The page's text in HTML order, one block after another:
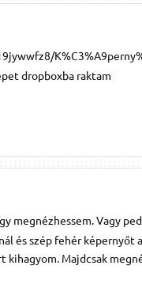
dropboxba raktam
megnézhessem. Vagy
és szép fehér képernyőt
Majdcsak